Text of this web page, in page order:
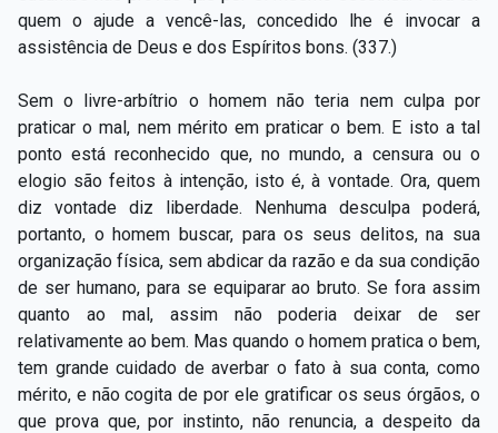
quem o ajude a vencê-las, concedido lhe é invocar a
assistência de Deus e dos Espíritos bons. (337.)
Sem o livre-arbítrio o homem não teria nem culpa por
praticar o mal, nem mérito em praticar o bem. E isto a tal
ponto está reconhecido que, no mundo, a censura ou o
elogio são feitos à intenção, isto é, à vontade. Ora, quem
diz vontade diz liberdade. Nenhuma desculpa poderá,
portanto, o homem buscar, para os seus delitos, na sua
organização física, sem abdicar da razão e da sua condição
de ser humano, para se equiparar ao bruto. Se fora assim
quanto ao mal, assim não poderia deixar de ser
relativamente ao bem. Mas quando o homem pratica o bem,
tem grande cuidado de averbar o fato à sua conta, como
mérito, e não cogita de por ele gratificar os seus órgãos, o
que prova que, por instinto, não renuncia, a despeito da